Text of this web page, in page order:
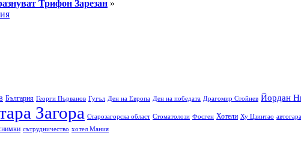
Трифон Зарезан »
България Георги Първанов Гугъл Ден на Европа Ден на победата Драгомир Стойнев Йордан
Загора Старозагорска област Стоматолози Фосген Хотели Ху Цзинтао
сътрудничество хотел Мания